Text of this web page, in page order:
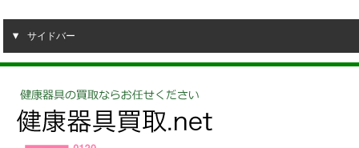
サイドバー